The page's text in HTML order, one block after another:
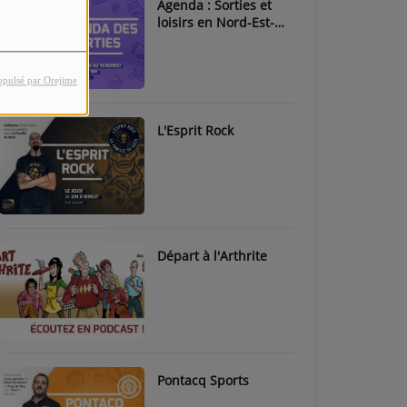
par Orejime
Agenda : Sorties et
loisirs en Nord-Est-
L'Esprit Rock
Départ à l'Arthrite
Pontacq Sports